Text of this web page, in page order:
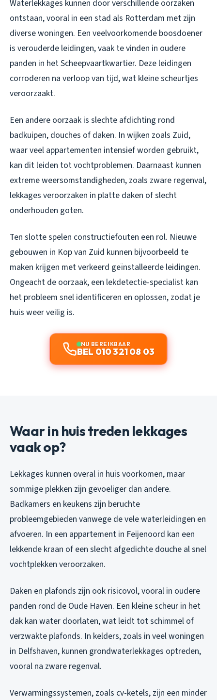
Waterlekkages kunnen door verschillende oorzaken
ontstaan, vooral in een stad als Rotterdam met zijn
diverse woningen. Een veelvoorkomende boosdoener
is verouderde leidingen, vaak te vinden in oudere
panden in het Scheepvaartkwartier. Deze leidingen
corroderen na verloop van tijd, wat kleine scheurtjes
veroorzaakt.
Een andere oorzaak is slechte afdichting rond
badkuipen, douches of daken. In wijken zoals Zuid,
waar veel appartementen intensief worden gebruikt,
kan dit leiden tot vochtproblemen. Daarnaast kunnen
extreme weersomstandigheden, zoals zware regenval,
lekkages veroorzaken in platte daken of slecht
onderhouden goten.
Ten slotte spelen constructiefouten een rol. Nieuwe
gebouwen in Kop van Zuid kunnen bijvoorbeeld te
maken krijgen met verkeerd geïnstalleerde leidingen.
Ongeacht de oorzaak, een lekdetectie-specialist kan
het probleem snel identificeren en oplossen, zodat je
huis weer veilig is.
NU BEREIKBAAR
BEL 010 321 08 03
Waar in huis treden lekkages
vaak op?
Lekkages kunnen overal in huis voorkomen, maar
sommige plekken zijn gevoeliger dan andere.
Badkamers en keukens zijn beruchte
probleemgebieden vanwege de vele waterleidingen en
afvoeren. In een appartement in Feijenoord kan een
lekkende kraan of een slecht afgedichte douche al snel
vochtplekken veroorzaken.
Daken en plafonds zijn ook risicovol, vooral in oudere
panden rond de Oude Haven. Een kleine scheur in het
dak kan water doorlaten, wat leidt tot schimmel of
verzwakte plafonds. In kelders, zoals in veel woningen
in Delfshaven, kunnen grondwaterlekkages optreden,
vooral na zware regenval.
Verwarmingssystemen, zoals cv-ketels, zijn een minder